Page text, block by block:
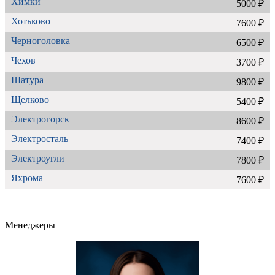
5000 ₽
Хотьково
7600 ₽
Черноголовка
6500 ₽
Чехов
3700 ₽
Шатура
9800 ₽
Щелково
5400 ₽
Электрогорск
8600 ₽
Электросталь
7400 ₽
Электроугли
7800 ₽
Яхрома
7600 ₽
Менеджеры